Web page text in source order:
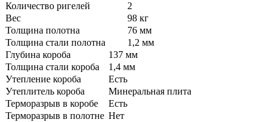
Количество ригелей
2
Вес
98 кг
Толщина полотна
76 мм
Толщина стали полотна
1,2 мм
Глубина короба
137 мм
Толщина стали короба
1,4 мм
Утепление короба
Есть
Утеплитель короба
Минеральная плита
Терморазрыв в коробе
Есть
Терморазрыв в полотне Нет